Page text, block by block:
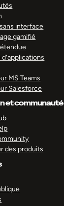
interface
gamifié
MS Teams
Salesforce
et communauté
des produits